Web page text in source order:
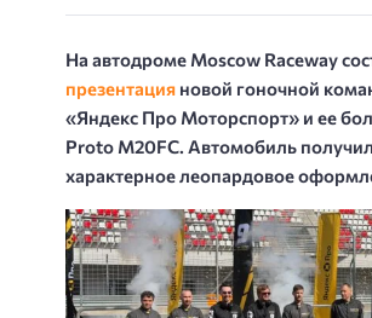
На автодроме Moscow Raceway
презентация новой гоночной
«Яндекс Про Моторспорт» и ее
Proto M20FC. Автомобиль получил
характерное леопардовое